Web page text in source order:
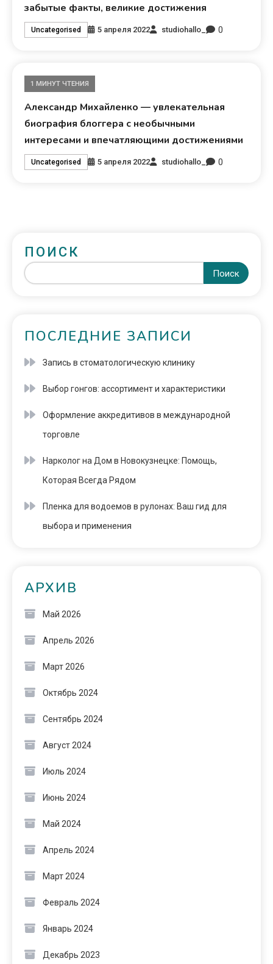
забытые факты, великие достижения
Uncategorised 5 апреля 2022 studiohallo_ 0
1 МИНУТ ЧТЕНИЯ
Александр Михайленко — увлекательная
биография блоггера с необычными
интересами и впечатляющими достижениями
Uncategorised 5 апреля 2022 studiohallo_ 0
ПОИСК
Поиск
ПОСЛЕДНИЕ ЗАПИСИ
Запись в стоматологическую клинику
Выбор гонгов: ассортимент и характеристики
Оформление аккредитивов в международной
торговле
Нарколог на Дом в Новокузнецке: Помощь,
Которая Всегда Рядом
Пленка для водоемов в рулонах: Ваш гид для
выбора и применения
АРХИВ
Май 2026
Апрель 2026
Март 2026
Октябрь 2024
Сентябрь 2024
Август 2024
Июль 2024
Июнь 2024
Май 2024
Апрель 2024
Март 2024
Февраль 2024
Январь 2024
Декабрь 2023